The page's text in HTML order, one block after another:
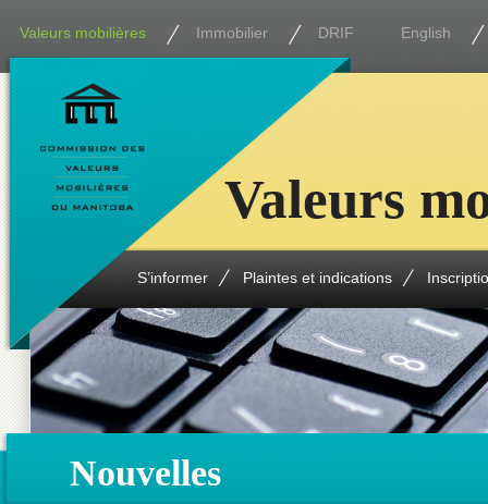
Valeurs mobilières Immobilier DRIF English
S’informer Plaintes et indications
Valeurs
Nouvelles